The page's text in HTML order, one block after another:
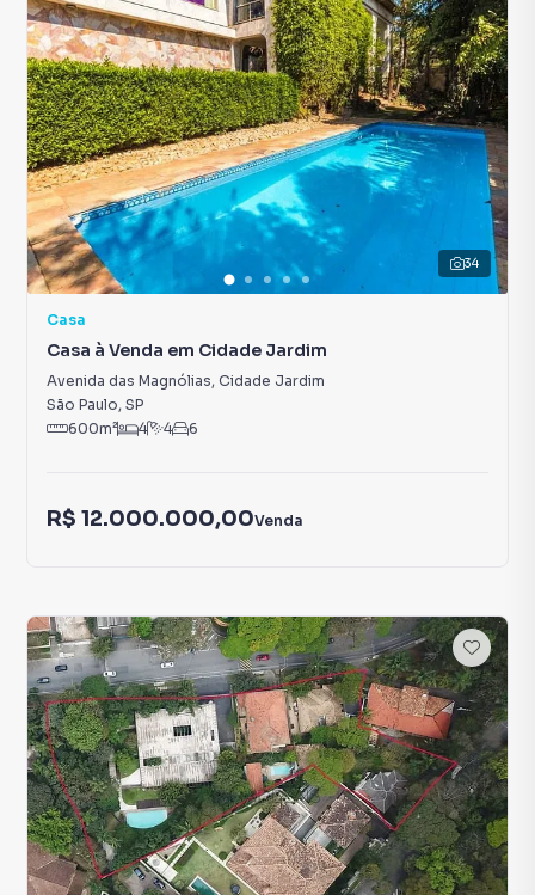
34
Casa
Casa à Venda em Cidade Jardim
Avenida das Magnólias, Cidade Jardim
São Paulo, SP
600m² 4 4 6
R$ 12.000.000,00Venda